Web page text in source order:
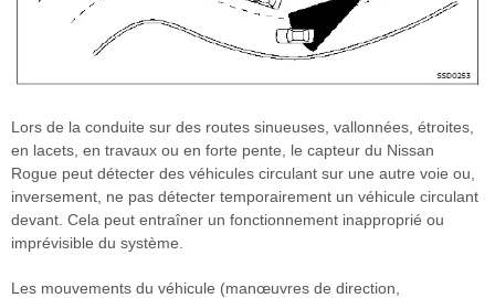
Lors de la conduite sur des routes sinueuses, vallonnées, étroites,
en lacets, en travaux ou en forte pente, le capteur du Nissan
Rogue peut détecter des véhicules circulant sur une autre voie ou,
inversement, ne pas détecter temporairement un véhicule circulant
devant. Cela peut entraîner un fonctionnement inapproprié ou
imprévisible du système.
Les mouvements du véhicule (manœuvres de direction,